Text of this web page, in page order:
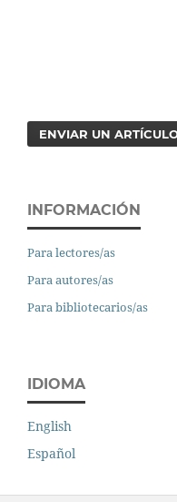
ENVIAR UN
INFORMACIÓN
Para lectores/as
Para autores/as
Para bibliotecarios/as
IDIOMA
English
Español